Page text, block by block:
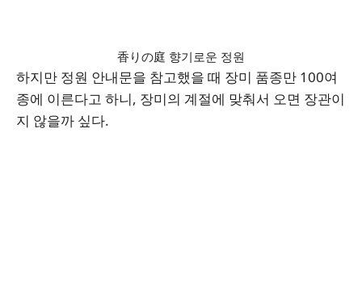
香りの庭 향기로운 정원
하지만 정원 안내문을 참고했을 때 장미 품종만 100여
종에 이른다고 하니, 장미의 계절에 맞춰서 오면 장관이
지 않을까 싶다.